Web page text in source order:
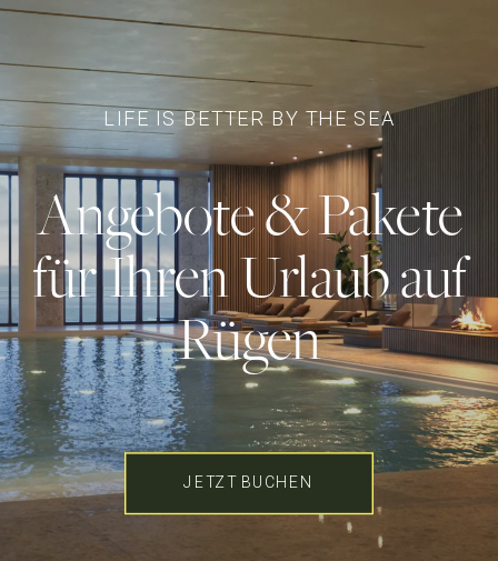
Angebote & Pakete
für Ihren Urlaub auf
Rügen
LIFE IS BETTER BY THE SEA
JETZT BUCHEN